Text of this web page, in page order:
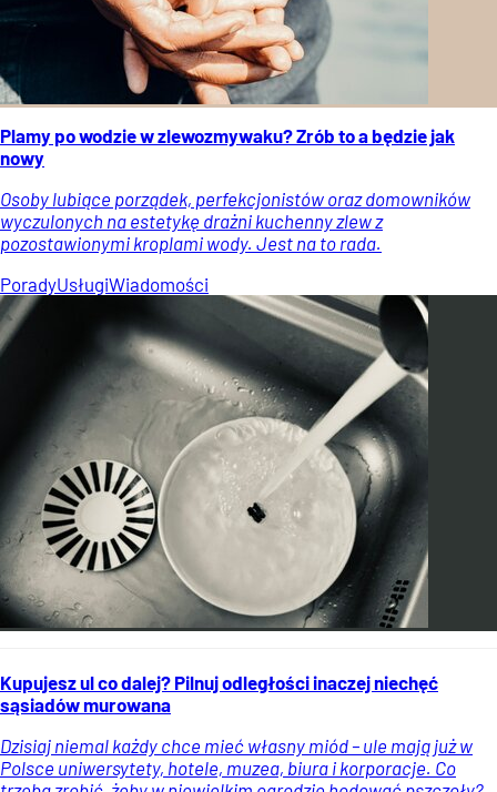
Plamy po wodzie w zlewozmywaku? Zrób to a będzie jak
nowy
Osoby lubiące porządek, perfekcjonistów oraz domowników
wyczulonych na estetykę drażni kuchenny zlew z
pozostawionymi kroplami wody. Jest na to rada.
PoradyUsługiWiadomości
Kupujesz ul co dalej? Pilnuj odległości inaczej niechęć
sąsiadów murowana
Dzisiaj niemal każdy chce mieć własny miód – ule mają już w
Polsce uniwersytety, hotele, muzea, biura i korporacje. Co